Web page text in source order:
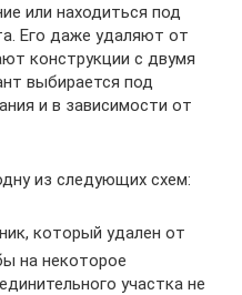
или находиться под
Его даже удаляют от
конструкции с двумя
выбирается под
и в зависимости от
из следующих схем:
который удален от
на некоторое
участка не